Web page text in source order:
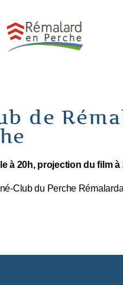
de
à 20h, projection du film à
Club du Perche